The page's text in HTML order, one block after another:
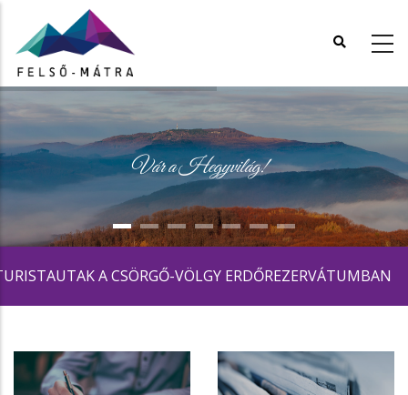
tartalomra
Vár a Hegyvilág!
A CSÖRGŐ-VÖLGY ERDŐREZERVÁTUMBAN |